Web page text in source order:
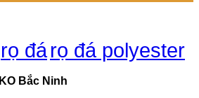
rọ đárọ đá polyester
Bắc Ninh